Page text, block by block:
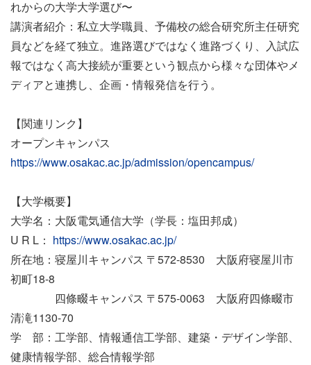
れからの大学大学選び〜
講演者紹介：私立大学職員、予備校の総合研究所主任研究
員などを経て独立。進路選びではなく進路づくり、入試広
報ではなく高大接続が重要という観点から様々な団体やメ
ディアと連携し、企画・情報発信を行う。
【関連リンク】
オープンキャンパス
https://www.osakac.ac.jp/admission/opencampus/
【大学概要】
大学名：大阪電気通信大学（学長：塩田邦成）
U R L： https://www.osakac.ac.jp/
所在地：寝屋川キャンパス 〒572-8530 大阪府寝屋川市
初町18-8
四條畷キャンパス 〒575-0063 大阪府四條畷市
清滝1130-70
学 部：工学部、情報通信工学部、建築・デザイン学部、
健康情報学部、総合情報学部